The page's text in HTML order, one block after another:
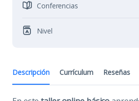
Descripción Currículum Reseñas
Conferencias
Nivel